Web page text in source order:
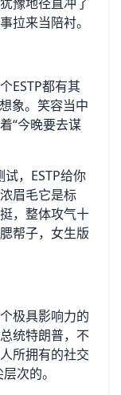
拉来当陪衬。
ESTP都有其
象。笑容当中
“今晚要去谋
，ESTP给你
眉毛它是标
，整体攻气十
帮子，女生版
极具影响力的
统特朗普，不
所拥有的社交
次的。